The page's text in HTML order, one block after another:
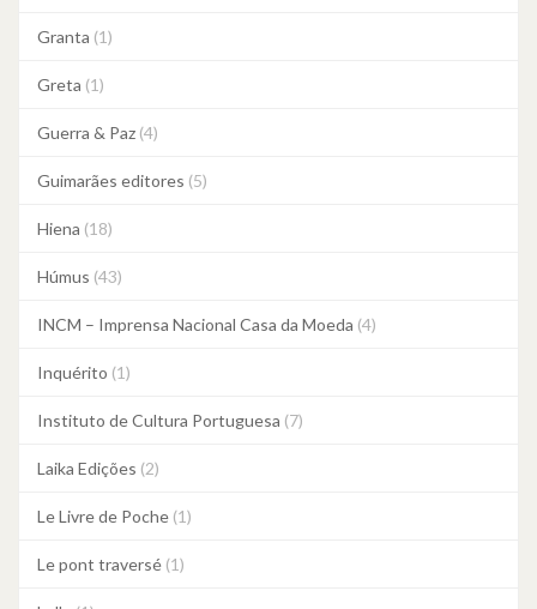
Granta (1)
Greta (1)
Guerra & Paz (4)
Guimarães editores (5)
Hiena (18)
Húmus (43)
INCM – Imprensa Nacional Casa da Moeda (4)
Inquérito (1)
Instituto de Cultura Portuguesa (7)
Laika Edições (2)
Le Livre de Poche (1)
Le pont traversé (1)